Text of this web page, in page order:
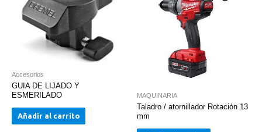
Accesorios
GUIA DE LIJADO Y
ESMERILADO
Añadir al carrito
MAQUINARIA
Taladro / atornillador Rotación 13
mm